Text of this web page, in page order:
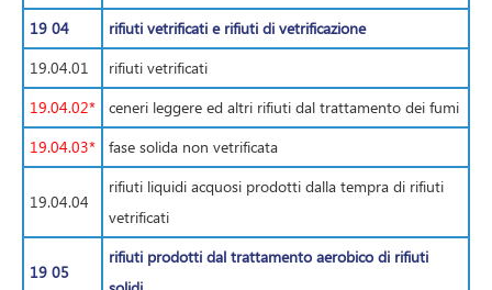
19 04
rifiuti vetrificati e rifiuti di vetrificazione
19.04.01
rifiuti vetrificati
19.04.02*
ceneri leggere ed altri rifiuti dal trattamento dei fumi
19.04.03*
fase solida non vetrificata
19.04.04
rifiuti liquidi acquosi prodotti dalla tempra di rifiuti
vetrificati
19 05
rifiuti prodotti dal trattamento aerobico di rifiuti